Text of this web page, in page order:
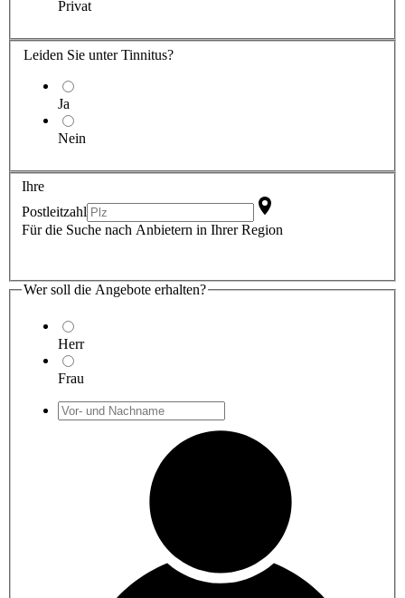
Privat
Leiden Sie unter Tinnitus?
Ja
Nein
Ihre
Postleitzahl
Für die Suche nach Anbietern in Ihrer Region
Wer soll die Angebote erhalten?
Herr
Frau